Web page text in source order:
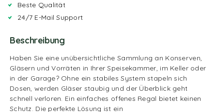
Beste Qualität
24/7 E-Mail Support
Beschreibung
Haben Sie eine unübersichtliche Sammlung an Konserven,
Gläsern und Vorräten in Ihrer Speisekammer, im Keller oder
in der Garage? Ohne ein stabiles System stapeln sich
Dosen, werden Gläser staubig und der Überblick geht
schnell verloren. Ein einfaches offenes Regal bietet keinen
Schutz. Die perfekte Lösung ist ein